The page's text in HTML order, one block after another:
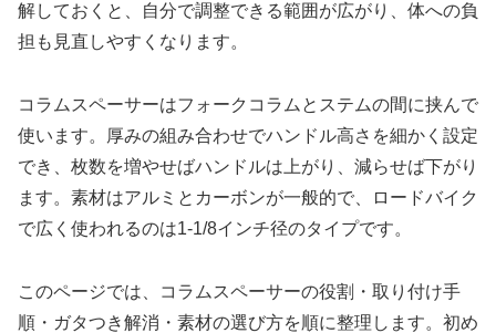
解しておくと、自分で調整できる範囲が広がり、体への負
担も見直しやすくなります。
コラムスペーサーはフォークコラムとステムの間に挟んで
使います。厚みの組み合わせでハンドル高さを細かく設定
でき、枚数を増やせばハンドルは上がり、減らせば下がり
ます。素材はアルミとカーボンが一般的で、ロードバイク
で広く使われるのは1-1/8インチ径のタイプです。
このページでは、コラムスペーサーの役割・取り付け手
順・ガタつき解消・素材の選び方を順に整理します。初め